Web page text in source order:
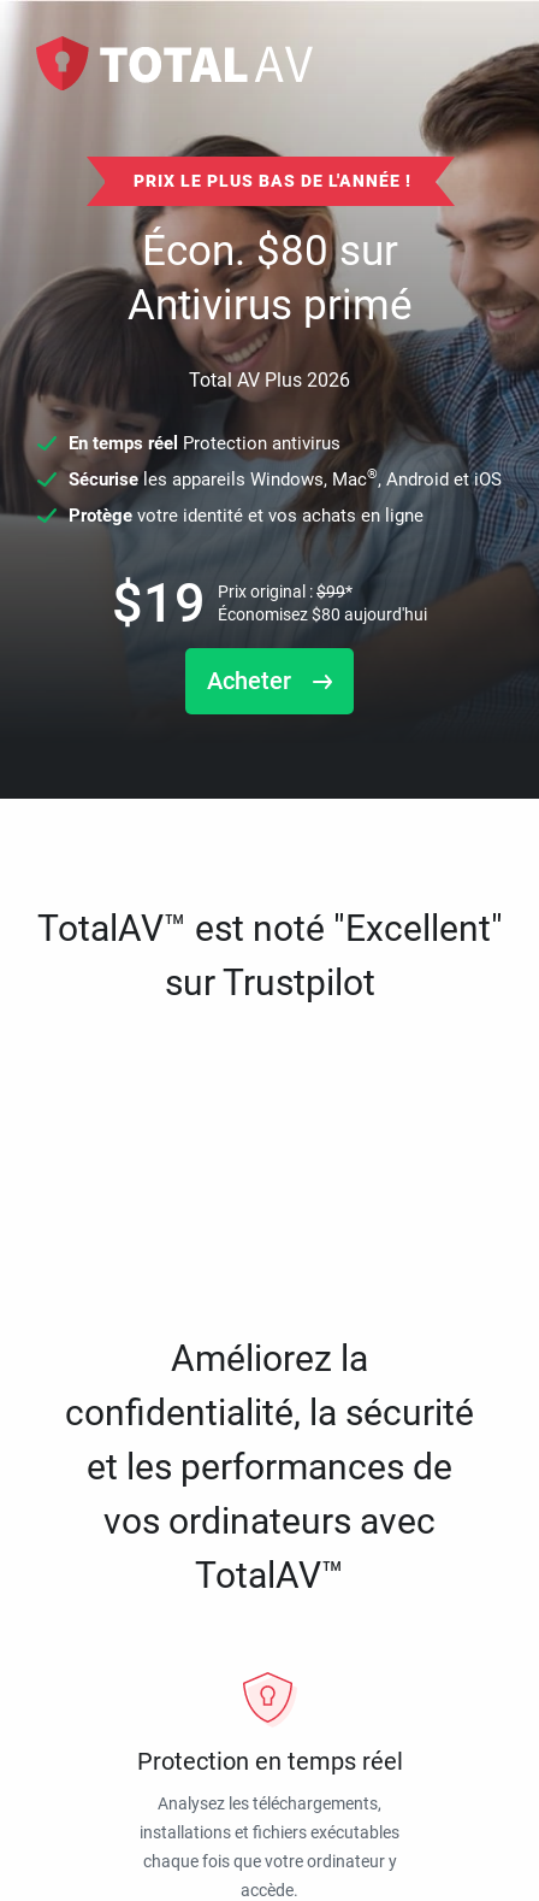
PRIX LE PLUS BAS DE L'ANNÉE !
Écon.$80sur
Antivirus primé
Total AV Plus 2026
En temps réel Protection antivirus
Sécuriseles appareils Windows, Mac®, Android et iOS
Protège votre identité et vos achats en ligne
Acheter
$19 Prix original :$99*
Économisez$80 aujourd'hui
TotalAV™ est noté "Excellent"
sur Trustpilot
Améliorez la
confidentialité, la sécurité
et les performances de
vos ordinateurs avec
TotalAV™
Protection en temps réel
Analysez les téléchargements,
installations et fichiers exécutables
chaque fois que votre ordinateur y
accède.